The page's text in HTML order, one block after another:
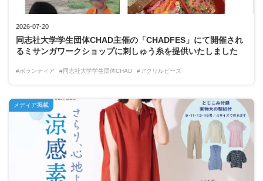
2026-07-20
同志社大学学生団体CHAD主催の「CHADFES」にて開催され
るミサンガワークショップに刺しゅう糸を提供いたしました
#ボランティア #同志社大学学生団体CHAD #アクリルビーズ
メディア掲載